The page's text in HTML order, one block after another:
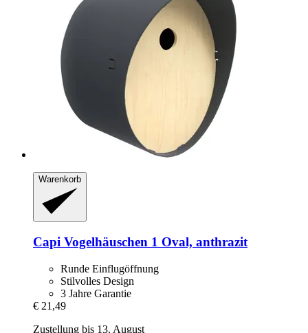
Warenkorb
Capi Vogelhäuschen 1 Oval, anthrazit
Runde Einflugöffnung
Stilvolles Design
3 Jahre Garantie
€ 21,49
Zustellung bis 13. August